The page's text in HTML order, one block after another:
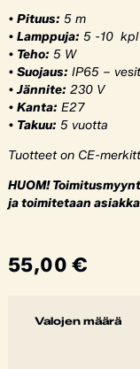
• Pituus: 5 m
• Lamppuja: 5 -10 kpl
• Teho: 5 W
• Suojaus: IP65 –
• Jännite: 230 V
• Kanta: E27
• Takuu: 5 vuotta
Tuotteet on CE-
HUOM!
ja toimitetaan
55,00€
Valojen määrä